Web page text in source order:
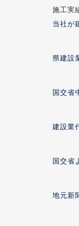
施工実
当社が
県建設
国交省
建設業
国交省
地元新